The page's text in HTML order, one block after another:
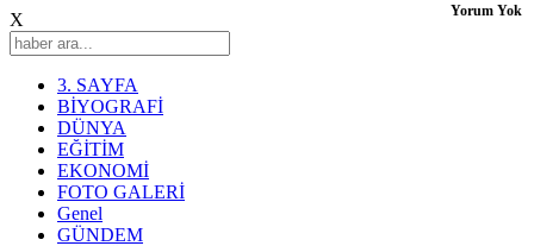
X
3. SAYFA
BİYOGRAFİ
DÜNYA
EĞİTİM
EKONOMİ
FOTO GALERİ
Genel
GÜNDEM
Yorum Yok